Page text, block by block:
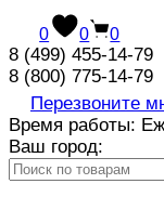
0 0 0
8 (499) 455-14-79
8 (800) 775-14-79
Перезвоните
Время работы:
Ваш город: